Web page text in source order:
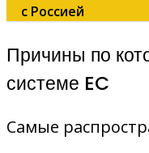
с Россией
Причины по
системе EC
Самые